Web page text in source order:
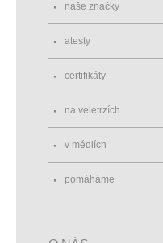
naše značky
atesty
certifikáty
na veletrzích
v médiích
pomáháme